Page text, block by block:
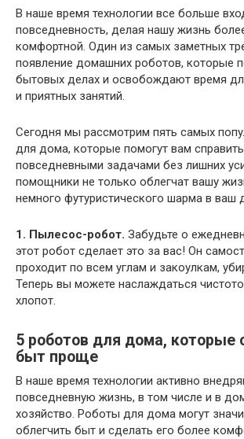
В наше время технологии все больше
повседневность, делая нашу жизнь
комфортной. Один из самых заметных
появление домашних роботов, которые
бытовых делах и освобождают время
и приятных занятий.
Сегодня мы рассмотрим пять самых
для дома, которые помогут вам
повседневными задачами без лишних
помощники не только облегчат вашу
немного футуристического шарма в ваш
1. Пылесос-робот. Забудьте о
этот робот сделает это за вас! Он
проходит по всем углам и закоулкам,
Теперь вы можете наслаждаться
хлопот.
5 роботов для дома, которые
быт проще
В наше время технологии активно
повседневную жизнь, в том числе и в
хозяйство. Роботы для дома могут
облегчить быт и сделать его более